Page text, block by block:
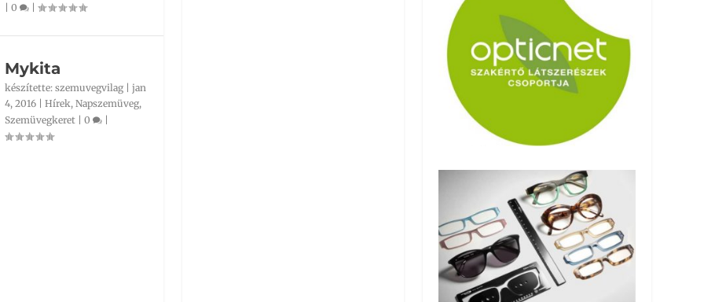
| 0 |
Mykita
készítette: szemuvegvilag| jan
4, 2016| Hírek, Napszemüveg,
Szemüvegkeret| 0 |